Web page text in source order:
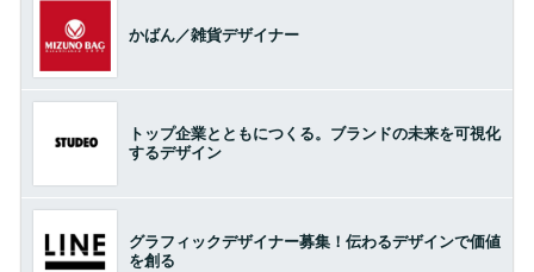
かばん／雑貨デザイナー
トップ企業とともにつくる。ブランドの未来を可視化
するデザイン
グラフィックデザイナー募集！伝わるデザインで価値
を創る